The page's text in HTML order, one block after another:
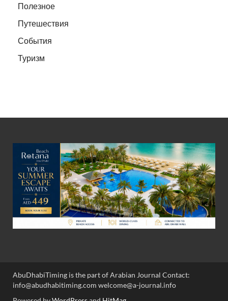
Полезное
Путешествия
События
Туризм
AbuDhabiTiming is the part of Arabian Journal Contact:
info@abudhabitiming.com welcome@a-journal.info